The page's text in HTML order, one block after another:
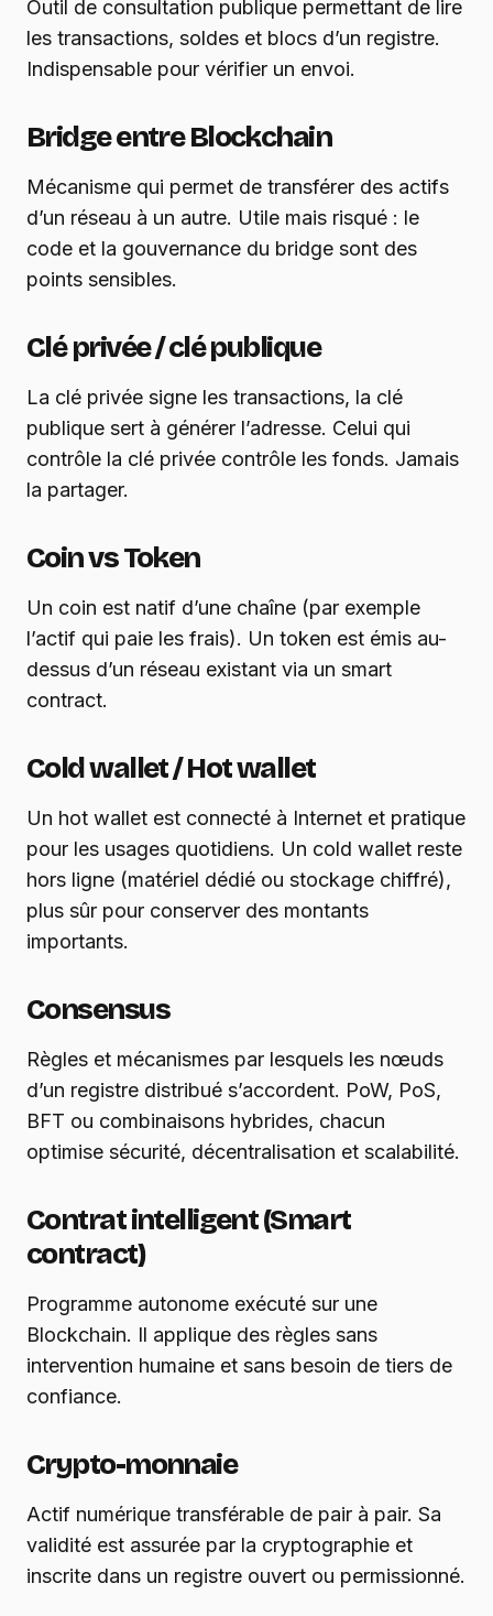
Outil de consultation publique permettant de lire
les transactions, soldes et blocs d’un registre.
Indispensable pour vérifier un envoi.
Bridge entre Blockchain
Mécanisme qui permet de transférer des actifs
d’un réseau à un autre. Utile mais risqué : le
code et la gouvernance du bridge sont des
points sensibles.
Clé privée / clé publique
La clé privée signe les transactions, la clé
publique sert à générer l’adresse. Celui qui
contrôle la clé privée contrôle les fonds. Jamais
la partager.
Coin vs Token
Un coin est natif d’une chaîne (par exemple
l’actif qui paie les frais). Un token est émis au-
dessus d’un réseau existant via un smart
contract.
Cold wallet / Hot wallet
Un hot wallet est connecté à Internet et pratique
pour les usages quotidiens. Un cold wallet reste
hors ligne (matériel dédié ou stockage chiffré),
plus sûr pour conserver des montants
importants.
Consensus
Règles et mécanismes par lesquels les nœuds
d’un registre distribué s’accordent. PoW, PoS,
BFT ou combinaisons hybrides, chacun
optimise sécurité, décentralisation et scalabilité.
Contrat intelligent (Smart
contract)
Programme autonome exécuté sur une
Blockchain. Il applique des règles sans
intervention humaine et sans besoin de tiers de
confiance.
Crypto-monnaie
Actif numérique transférable de pair à pair. Sa
validité est assurée par la cryptographie et
inscrite dans un registre ouvert ou permissionné.